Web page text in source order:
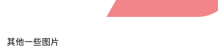
其他一些图片